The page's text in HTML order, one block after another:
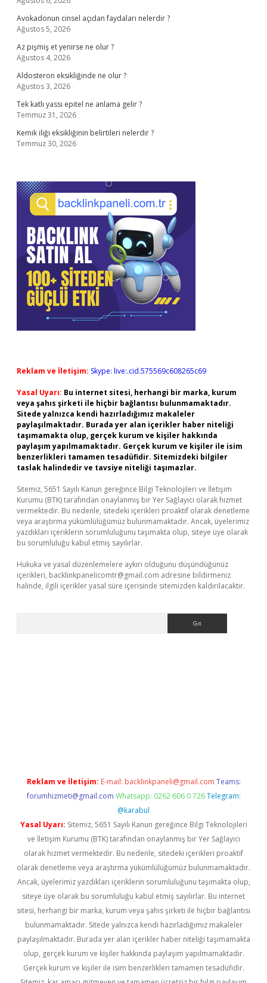
Avokadonun cinsel açıdan faydaları nelerdir ?
Ağustos 5, 2026
Az pişmiş et yenirse ne olur ?
Ağustos 4, 2026
Aldosteron eksikliğinde ne olur ?
Ağustos 3, 2026
Tek katlı yassı epitel ne anlama gelir ?
Temmuz 31, 2026
Kemik iliği eksikliğinin belirtileri nelerdir ?
Temmuz 30, 2026
Reklam ve İletişim: Skype: live:.cid.575569c608265c69
Yasal Uyarı: Bu internet sitesi, herhangi bir marka, kurum
veya şahıs şirketi ile hiçbir bağlantısı bulunmamaktadır.
Sitede yalnızca kendi hazırladığımız makaleler
paylaşılmaktadır. Burada yer alan içerikler haber niteliği
taşımamakta olup, gerçek kurum ve kişiler hakkında
paylaşım yapılmamaktadır. Gerçek kurum ve kişiler ile isim
benzerlikleri tamamen tesadüfidir. Sitemizdeki bilgiler
taslak halindedir ve tavsiye niteliği taşımazlar.
Sitemiz, 5651 Sayılı Kanun gereğince Bilgi Teknolojileri ve İletişim
Kurumu (BTK) tarafından onaylanmış bir Yer Sağlayıcı olarak hizmet
vermektedir. Bu nedenle, sitedeki içerikleri proaktif olarak denetleme
veya araştırma yükümlülüğümüz bulunmamaktadır. Ancak, üyelerimiz
yazdıkları içeriklerin sorumluluğunu taşımakta olup, siteye üye olarak
bu sorumluluğu kabul etmiş sayılırlar.
Hukuka ve yasal düzenlemelere aykırı olduğunu düşündüğünüz
içerikleri, backlinkpanelicomtr@gmail.com adresine bildirmeniz
halinde, ilgili içerikler yasal süre içerisinde sitemizden kaldırılacaktır.
Reklam ve İletişim: E-mail: backlinkpaneli@gmail.com Teams:
forumhizmeti@gmail.com Whatsapp: 0262 606 0 726 Telegram:
@karabul
Yasal Uyarı: Sitemiz, 5651 Sayılı Kanun gereğince Bilgi Teknolojileri
ve İletişim Kurumu (BTK) tarafından onaylanmış bir Yer Sağlayıcı
olarak hizmet vermektedir. Bu nedenle, sitedeki içerikleri proaktif
olarak denetleme veya araştırma yükümlülüğümüz bulunmamaktadır.
Ancak, üyelerimiz yazdıkları içeriklerin sorumluluğunu taşımakta olup,
siteye üye olarak bu sorumluluğu kabul etmiş sayılırlar. Bu internet
sitesi, herhangi bir marka, kurum veya şahıs şirketi ile hiçbir bağlantısı
bulunmamaktadır. Sitede yalnızca kendi hazırladığımız makaleler
paylaşılmaktadır. Burada yer alan içerikler haber niteliği taşımamakta
olup, gerçek kurum ve kişiler hakkında paylaşım yapılmamaktadır.
Gerçek kurum ve kişiler ile isim benzerlikleri tamamen tesadüfidir.